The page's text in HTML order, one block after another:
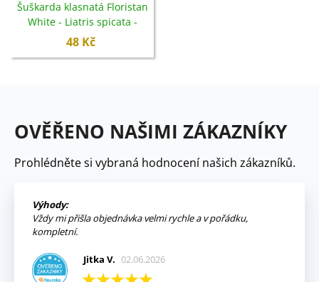
Šuškarda klasnatá Floristan
White - Liatris spicata -
semena - 20 ks
48 Kč
OVĚŘENO NAŠIMI ZÁKAZNÍKY
Prohlédněte si vybraná hodnocení našich zákazníků.
Výhody:
Vždy mi přišla objednávka velmi rychle a v pořádku,
kompletní.
Jitka V. 02.06.2026